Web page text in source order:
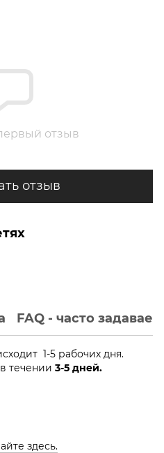
отзыв
отзыв
FAQ - часто
1-5 рабочих дня.
течении 3-5 дней.
здесь.